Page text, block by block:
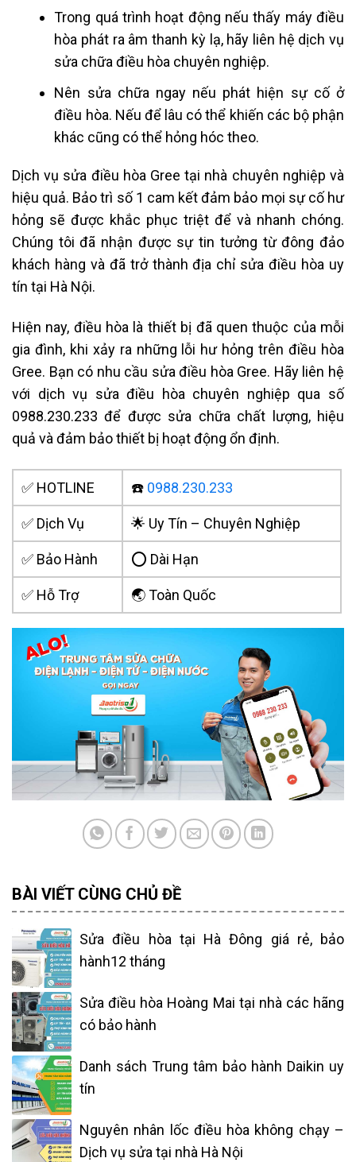
Trong quá trình hoạt động nếu thấy máy điều
hòa phát ra âm thanh kỳ lạ, hãy liên hệ dịch vụ
sửa chữa điều hòa chuyên nghiệp.
Nên sửa chữa ngay nếu phát hiện sự cố ở
điều hòa. Nếu để lâu có thể khiến các bộ phận
khác cũng có thể hỏng hóc theo.
Dịch vụ sửa điều hòa Gree tại nhà chuyên nghiệp và
hiệu quả. Bảo trì số 1 cam kết đảm bảo mọi sự cố hư
hỏng sẽ được khắc phục triệt để và nhanh chóng.
Chúng tôi đã nhận được sự tin tưởng từ đông đảo
khách hàng và đã trở thành địa chỉ sửa điều hòa uy
tín tại Hà Nội.
Hiện nay, điều hòa là thiết bị đã quen thuộc của mỗi
gia đình, khi xảy ra những lỗi hư hỏng trên điều hòa
Gree. Bạn có nhu cầu sửa điều hòa Gree. Hãy liên hệ
với dịch vụ sửa điều hòa chuyên nghiệp qua số
0988.230.233 để được sửa chữa chất lượng, hiệu
quả và đảm bảo thiết bị hoạt động ổn định.
✅ HOTLINE ☎️ 0988.230.233
✅ Dịch Vụ 🌟 Uy Tín – Chuyên Nghiệp
✅ Bảo Hành ⭕ Dài Hạn
✅ Hỗ Trợ 🌏 Toàn Quốc
BÀI VIẾT CÙNG CHỦ ĐỀ
Sửa điều hòa tại Hà Đông giá rẻ, bảo
hành12 tháng
Sửa điều hòa Hoàng Mai tại nhà các hãng
có bảo hành
Danh sách Trung tâm bảo hành Daikin uy
tín
Nguyên nhân lốc điều hòa không chạy –
Dịch vụ sửa tại nhà Hà Nội